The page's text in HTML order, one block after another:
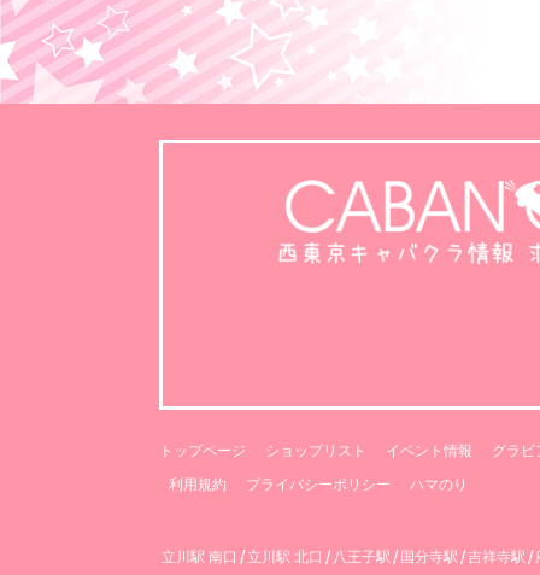
トップページ ショップリスト イベント情報
グラビ
利用規約
プライバシーポリシー ハマのり
立川駅 南口 / 立川駅 北口 / 八王子駅 / 国分寺駅 /吉祥寺駅 /